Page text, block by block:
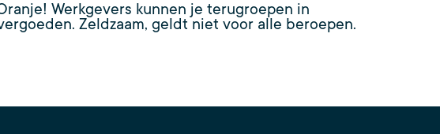
Werkgevers kunnen je terugroepen in
Zeldzaam, geldt niet voor alle beroepen.